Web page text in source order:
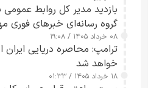
بازدید مدیر کل روابط
گروه رسانه‌ای خبرهای فوری
رسانه‌های هوشمند و مسئول
۰۸ خرداد ۱۴۰۵ / ۱۹:۰۸
ترامپ: محاصره دریایی ایران
خواهد شد
۱۸ خرداد ۱۴۰۵ / ۰۱:۳۳